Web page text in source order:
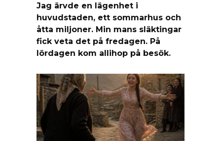
Jag ärvde en lägenhet i
huvudstaden, ett sommarhus och
åtta miljoner. Min mans släktingar
fick veta det på fredagen. På
lördagen kom allihop på besök.